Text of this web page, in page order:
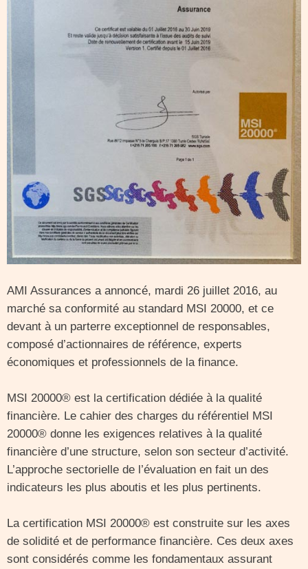
AMI Assurances a annoncé, mardi 26 juillet 2016, au
marché sa conformité au standard MSI 20000, et ce
devant à un parterre exceptionnel de responsables,
composé d’actionnaires de référence, experts
économiques et professionnels de la finance.
MSI 20000® est la certification dédiée à la qualité
financière. Le cahier des charges du référentiel MSI
20000® donne les exigences relatives à la qualité
financière d’une structure, selon son secteur d’activité.
L’approche sectorielle de l’évaluation en fait un des
indicateurs les plus aboutis et les plus pertinents.
La certification MSI 20000® est construite sur les axes
de solidité et de performance financière. Ces deux axes
sont considérés comme les fondamentaux assurant